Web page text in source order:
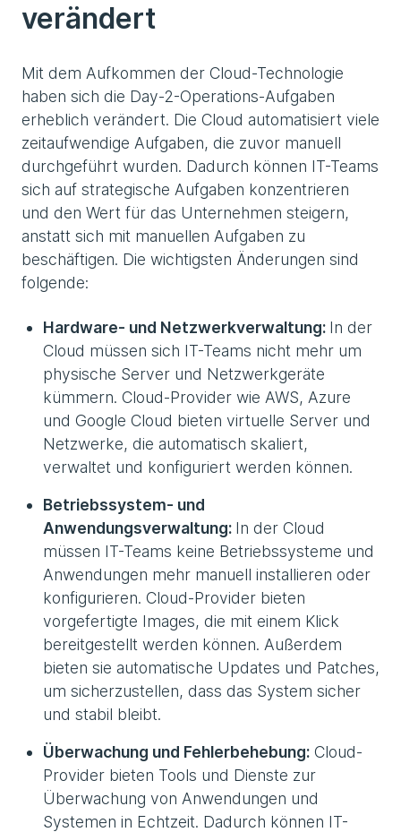
verändert
Mit dem Aufkommen der Cloud-Technologie
haben sich die Day-2-Operations-Aufgaben
erheblich verändert. Die Cloud automatisiert viele
zeitaufwendige Aufgaben, die zuvor manuell
durchgeführt wurden. Dadurch können IT-Teams
sich auf strategische Aufgaben konzentrieren
und den Wert für das Unternehmen steigern,
anstatt sich mit manuellen Aufgaben zu
beschäftigen. Die wichtigsten Änderungen sind
folgende:
Hardware- und Netzwerkverwaltung: In der
Cloud müssen sich IT-Teams nicht mehr um
physische Server und Netzwerkgeräte
kümmern. Cloud-Provider wie AWS, Azure
und Google Cloud bieten virtuelle Server und
Netzwerke, die automatisch skaliert,
verwaltet und konfiguriert werden können.
Betriebssystem- und
Anwendungsverwaltung: In der Cloud
müssen IT-Teams keine Betriebssysteme und
Anwendungen mehr manuell installieren oder
konfigurieren. Cloud-Provider bieten
vorgefertigte Images, die mit einem Klick
bereitgestellt werden können. Außerdem
bieten sie automatische Updates und Patches,
um sicherzustellen, dass das System sicher
und stabil bleibt.
Überwachung und Fehlerbehebung: Cloud-
Provider bieten Tools und Dienste zur
Überwachung von Anwendungen und
Systemen in Echtzeit. Dadurch können IT-